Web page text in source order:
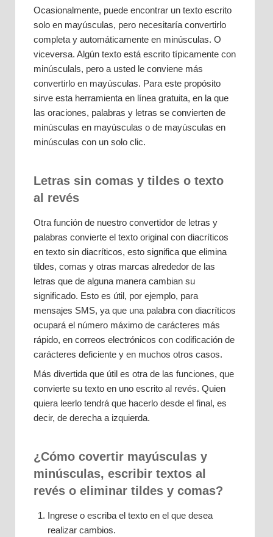
Ocasionalmente, puede encontrar un texto escrito
solo en mayúsculas, pero necesitaría convertirlo
completa y automáticamente en minúsculas. O
viceversa. Algún texto está escrito típicamente con
minúsculals, pero a usted le conviene más
convertirlo en mayúsculas. Para este propósito
sirve esta herramienta en línea gratuita, en la que
las oraciones, palabras y letras se convierten de
minúsculas en mayúsculas o de mayúsculas en
minúsculas con un solo clic.
Letras sin comas y tildes o texto
al revés
Otra función de nuestro convertidor de letras y
palabras convierte el texto original con diacríticos
en texto sin diacríticos, esto significa que elimina
tildes, comas y otras marcas alrededor de las
letras que de alguna manera cambian su
significado. Esto es útil, por ejemplo, para
mensajes SMS, ya que una palabra con diacríticos
ocupará el número máximo de carácteres más
rápido, en correos electrónicos con codificación de
carácteres deficiente y en muchos otros casos.
Más divertida que útil es otra de las funciones, que
convierte su texto en uno escrito al revés. Quien
quiera leerlo tendrá que hacerlo desde el final, es
decir, de derecha a izquierda.
¿Cómo covertir mayúsculas y
minúsculas, escribir textos al
revés o eliminar tildes y comas?
Ingrese o escriba el texto en el que desea
realizar cambios.